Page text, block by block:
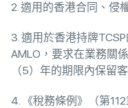
2. 適用的香港合同、侵
3. 適用於香港持牌
AMLO，要求在業務關
（5）年的期限內保留
4. 《稅務條例》（第